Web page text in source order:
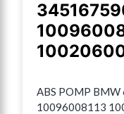
ABS POMP
10096008113